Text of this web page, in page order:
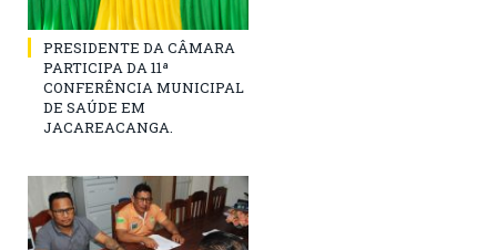
PRESIDENTE DA CÂMARA
PARTICIPA DA 11ª
CONFERÊNCIA MUNICIPAL
DE SAÚDE EM
JACAREACANGA.